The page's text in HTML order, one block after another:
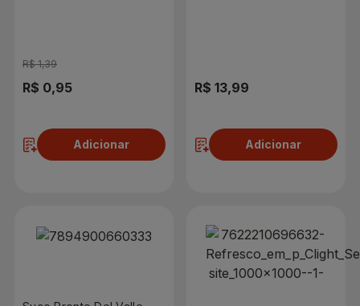
R$ 1,39
R$ 0,95
Adicionar
R$ 13,99
Adicionar